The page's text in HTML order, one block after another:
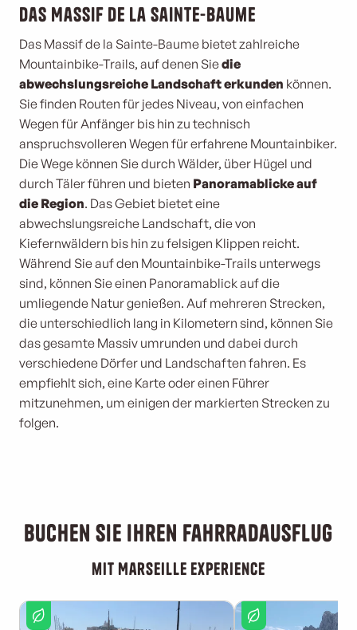
Das Massif de la Sainte-Baume
Das Massif de la Sainte-Baume bietet zahlreiche
Mountainbike-Trails, auf denen Siedie
abwechslungsreiche Landschaft erkunden können.
Sie finden Routen für jedes Niveau, von einfachen
Wegen für Anfänger bis hin zu technisch
anspruchsvolleren Wegen für erfahrene Mountainbiker.
Die Wege können Sie durch Wälder, über Hügel und
durch Täler führen und bieten Panoramablicke auf
die Region. Das Gebiet bietet eine
abwechslungsreiche Landschaft, die von
Kiefernwäldern bis hin zu felsigen Klippen reicht.
Während Sie auf den Mountainbike-Trails unterwegs
sind, können Sie einen Panoramablick auf die
umliegende Natur genießen. Auf mehreren Strecken,
die unterschiedlich lang in Kilometern sind, können Sie
das gesamte Massiv umrunden und dabei durch
verschiedene Dörfer und Landschaften fahren. Es
empfiehlt sich, eine Karte oder einen Führer
mitzunehmen, um einigen der markierten Strecken zu
folgen.
Buchen Sie Ihren Fahrradausflug
mit Marseille Experience